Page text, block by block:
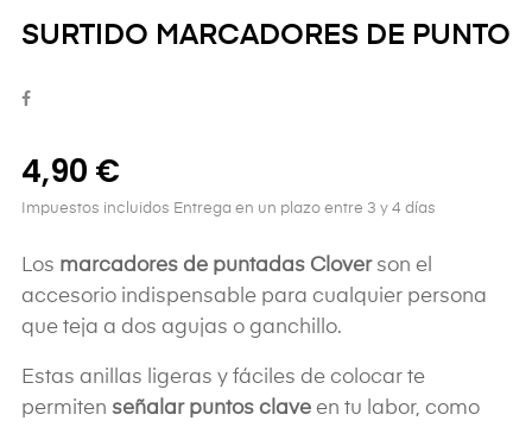
SURTIDO MARCADORES DE PUNTO
4,90 €
Impuestos incluidos Entrega en un plazo entre 3 y 4 días
Los marcadores de puntadas Cloverson el
accesorio indispensable para cualquier persona
que teja a dos agujas o ganchillo.
Estas anillas ligeras y fáciles de colocar te
permiten señalar puntos clave en tu labor, como